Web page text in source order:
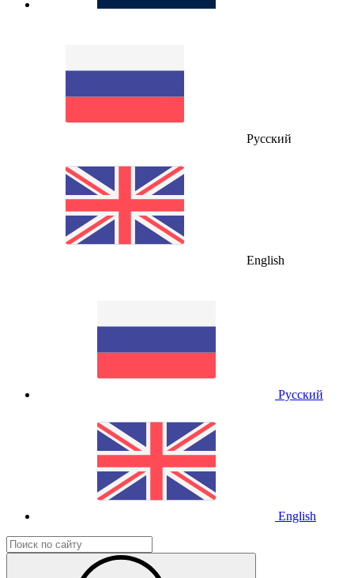
Русский
English
Русский
English